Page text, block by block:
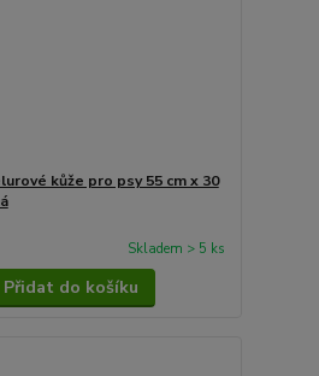
kůže pro psy 55 cm x 30
Skladem > 5 ks
Přidat do košíku